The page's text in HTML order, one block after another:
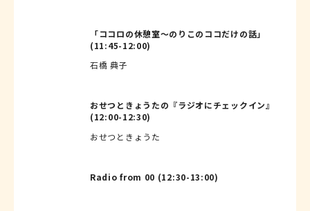
「ココロの休憩室～のりこのココだけの話」
(11:45-12:00)
石橋 典子
おせつときょうたの『ラジオにチェックイン』
(12:00-12:30)
おせつときょうた
Radio from 00 (12:30-13:00)